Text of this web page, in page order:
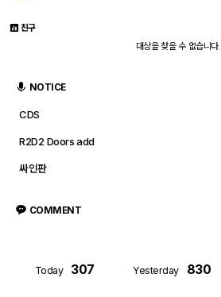
관련사진
프린트 자유게시판
친구
대상을 찾을 수 없습니다.
NOTICE
CDS
R2D2 Doors add
싸인판
COMMENT
Today 307 Yesterday 830